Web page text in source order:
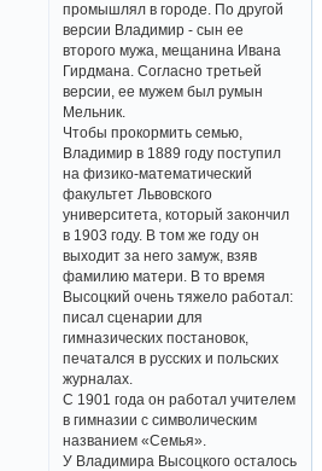
промышлял в городе. По другой
версии Владимир - сын ее
второго мужа, мещанина Ивана
Гирдмана. Согласно третьей
версии, ее мужем был румын
Мельник.
Чтобы прокормить семью,
Владимир в 1889 году поступил
на физико-математический
факультет Львовского
университета, который закончил
в 1903 году. В том же году он
выходит за него замуж, взяв
фамилию матери. В то время
Высоцкий очень тяжело работал:
писал сценарии для
гимназических постановок,
печатался в русских и польских
журналах.
С 1901 года он работал учителем
в гимназии с символическим
названием «Семья».
У Владимира Высоцкого осталось